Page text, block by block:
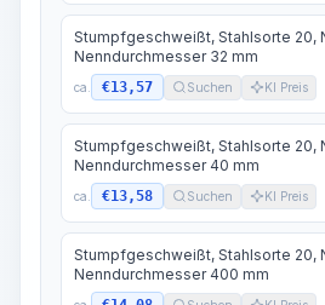
Stumpfgeschweißt, Stahlsorte 20,
Nenndurchmesser 32 mm
ca. €13,57 Suchen KI Preis
Stumpfgeschweißt, Stahlsorte 20,
Nenndurchmesser 40 mm
ca. €13,58 Suchen KI Preis
Stumpfgeschweißt, Stahlsorte 20,
Nenndurchmesser 400 mm